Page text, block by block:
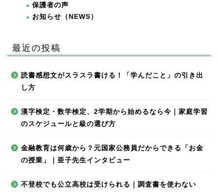
保護者の声
お知らせ（NEWS）
最近の投稿
読書感想文がスラスラ書ける！「学んだこと」の引き出
し方
漢字検定・数学検定、2学期から始めるなら今｜家庭学習
のスケジュールと級の選び方
金融教育は何歳から？元国家公務員だからできる「お金
の授業」｜亜子先生インタビュー
不登校でも公立高校は受けられる｜調査書を使わない